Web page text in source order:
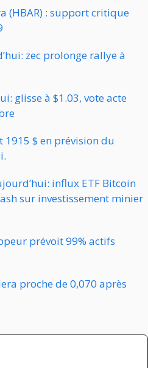
(HBAR) : support critique
zec prolonge rallye à
glisse à $1.03, vote acte
$ en prévision du
influx ETF Bitcoin
sur investissement minier
prévoit 99% actifs
proche de 0,070 après